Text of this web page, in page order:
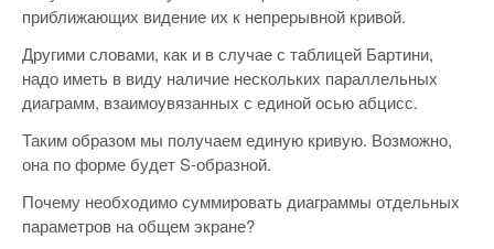
приближающих видение их к непрерывной кривой.
Другими словами, как и в случае с таблицей Бартини,
надо иметь в виду наличие нескольких параллельных
диаграмм, взаимоувязанных с единой осью абцисс.
Таким образом мы получаем единую кривую. Возможно,
она по форме будет S-образной.
Почему необходимо суммировать диаграммы отдельных
параметров на общем экране?